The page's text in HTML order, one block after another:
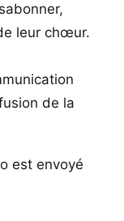
leur chœur.
de la
est envoyé